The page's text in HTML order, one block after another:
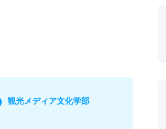
観光メディア文化学部